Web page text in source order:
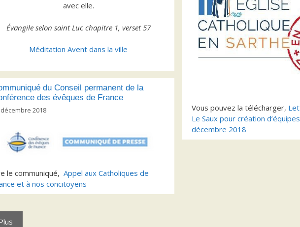
avec elle.
Évangile selon saint Luc chapitre 1, verset 57
Méditation Avent dans la ville
Vous pouvez la télécharger,
Le Saux pour création
décembre 2018
du Conseil permanent de la
des évêques de France
décembre 2018
le communiqué, Appel aux Catholiques de
et à nos concitoyens